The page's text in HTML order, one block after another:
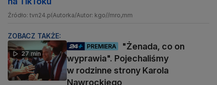
Źródło: tvn24.plAutorka/Autor: kgo//mro,mm
ZOBACZ TAKŻE:
27 min
PREMIERA
"Żenada, co on
wyprawia". Pojechaliśmy
w rodzinne strony Karola
Nawrockiego